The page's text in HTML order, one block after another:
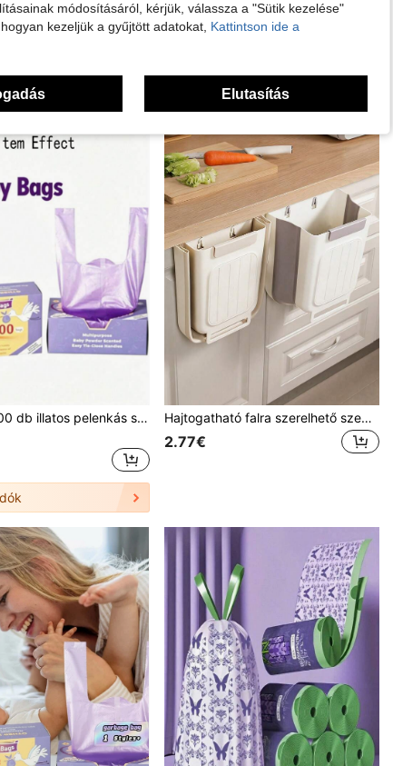
200/210/400 db illatos pelenkás szemeteszsák/háziállat umai zsák, makaronlila, vastagított, szivárgásmentes, szagcsökkentő zsákok adagoló dobozzal
Hajtogatható falra szerelhető szemeteskosár, szekrényajtóra vagy falra akasztható, konyhai hulladékgyűjtőként használható, beépített szemeteszsák tartóval, fürdőszobába, szekrénybe, íróasztalhoz, hálószobába és egyéb helyekre alkalmas
2.77€
módosításáról, kérjük, válassza a "Sütik kezelése"
kezeljük a gyűjtött adatokat, Kattintson ide a
Elutasítás